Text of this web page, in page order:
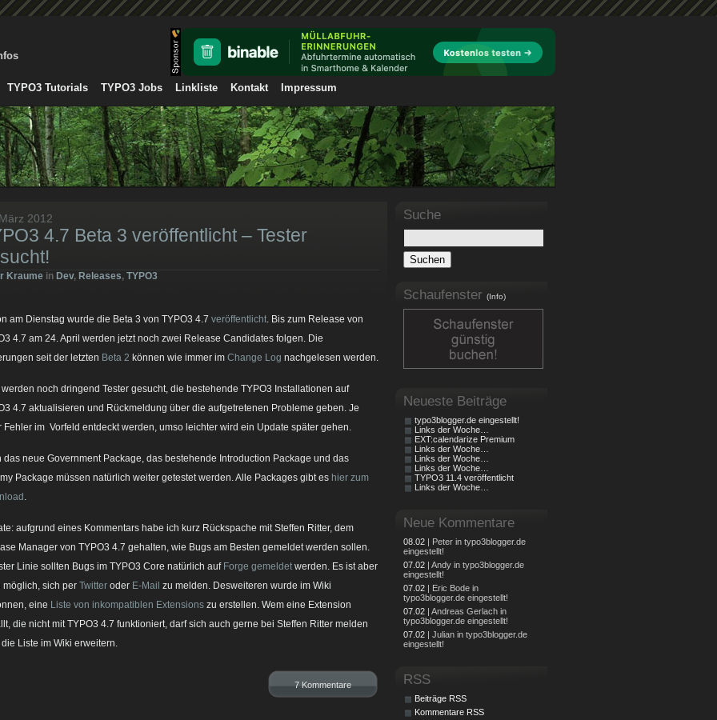
TYPO3 Tutorials TYPO3 Jobs Linkliste Kontakt Impressum
2012
4.7 Beta 3 veröffentlicht – Tester
Kraume in Dev, Releases, TYPO3
am Dienstag wurde die Beta 3 von TYPO3 4.7 veröffentlicht. Bis zum Release von
4.7 am 24. April werden jetzt noch zwei Release Candidates folgen. Die
seit der letzten Beta 2 können wie immer im Change Log nachgelesen werden.
werden noch dringend Tester gesucht, die bestehende TYPO3 Installationen auf
4.7 aktualisieren und Rückmeldung über die aufgetretenen Probleme geben. Je
Fehler im Vorfeld entdeckt werden, umso leichter wird ein Update später gehen.
das neue Government Package, das bestehende Introduction Package und das
Package müssen natürlich weiter getestet werden. Alle Packages gibt es hier zum
.
aufgrund eines Kommentars habe ich kurz Rückspache mit Steffen Ritter, dem
Manager von TYPO3 4.7 gehalten, wie Bugs am Besten gemeldet werden sollen.
Linie sollten Bugs im TYPO3 Core natürlich auf Forge gemeldetwerden. Es ist aber
möglich, sich per Twitter oder E-Mail zu melden. Desweiteren wurde im Wiki
eine Liste von inkompatiblen Extensions zu erstellen. Wem eine Extension
die nicht mit TYPO3 4.7 funktioniert, darf sich auch gerne bei Steffen Ritter melden
Liste im Wiki erweitern.
7 Kommentare
Suche
Schaufenster (Info)
Neueste Beiträge
typo3blogger.de eingestellt!
Links der Woche…
EXT:calendarize Premium
Links der Woche…
Links der Woche…
Links der Woche…
TYPO3 11.4 veröffentlicht
Links der Woche…
Neue Kommentare
08.02 | Peter in typo3blogger.de
eingestellt!
07.02 | Andy in typo3blogger.de
eingestellt!
07.02 | Eric Bode in
typo3blogger.de eingestellt!
07.02 | Andreas Gerlach in
typo3blogger.de eingestellt!
07.02 | Julian in typo3blogger.de
eingestellt!
RSS
Beiträge RSS
Kommentare RSS